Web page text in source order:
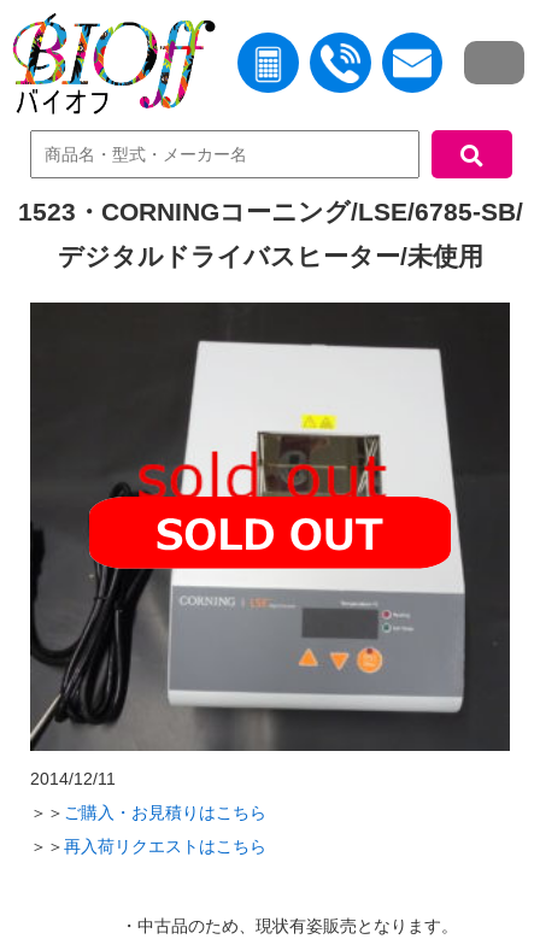
中古機器検索
1523・CORNINGコーニング/LSE/6785-SB/
デジタルドライバスヒーター/未使用
2014/12/11
＞＞ ご購入・お見積りはこちら
＞＞再入荷リクエストはこちら
・中古品のため、現状有姿販売となります。